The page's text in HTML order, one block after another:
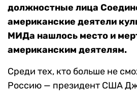
должностные лица
американские деятели
МИДа нашлось место и
американским деятелям.
Среди тех, кто больше не
Россию — президент США